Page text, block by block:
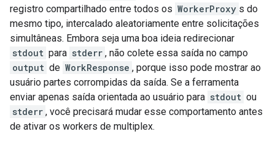
registro compartilhado entre todos os WorkerProxy s do
mesmo tipo, intercalado aleatoriamente entre solicitações
simultâneas. Embora seja uma boa ideia redirecionar
stdout para stderr , não colete essa saída no campo
output de WorkResponse , porque isso pode mostrar ao
usuário partes corrompidas da saída. Se a ferramenta
enviar apenas saída orientada ao usuário para stdout ou
stderr , você precisará mudar esse comportamento antes
de ativar os workers de multiplex.